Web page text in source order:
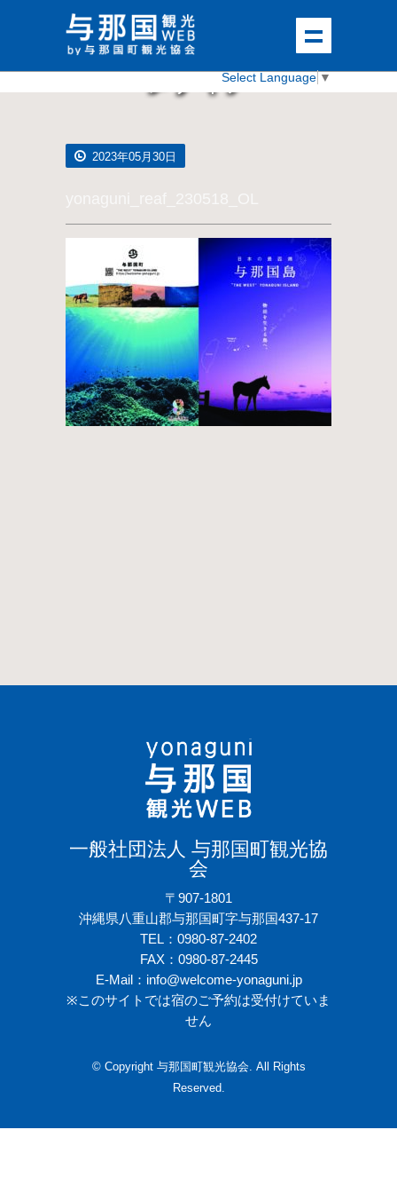
Select Language ▼
メディア
2023年05月30日
一般社団法人 与那国町観光協
会
〒907-1801
沖縄県八重山郡与那国町字与那国437-17
TEL：0980-87-2402
FAX：0980-87-2445
E-Mail：info@welcome-yonaguni.jp
※このサイトでは宿のご予約は受付けていま
せん
© Copyright 与那国町観光協会. All Rights
Reserved.